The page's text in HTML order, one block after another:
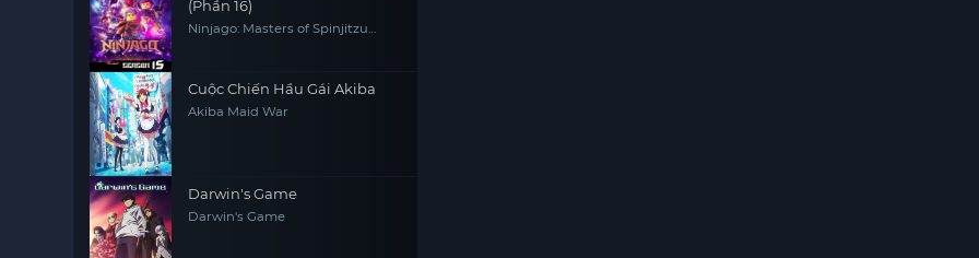
(Phần 16)
Ninjago: Masters of Spinjitzu
Cuộc Chiến Hầu Gái Akiba
Akiba Maid War
Darwin's Game
Darwin's Game